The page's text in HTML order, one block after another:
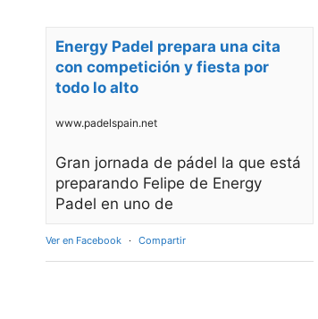
Energy Padel prepara una cita
con competición y fiesta por
todo lo alto
www.padelspain.net
Gran jornada de pádel la que está
preparando Felipe de Energy
Padel en uno de
Ver en Facebook · Compartir